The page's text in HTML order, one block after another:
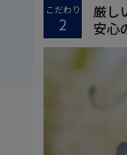
こだわり
2
厳し
安心